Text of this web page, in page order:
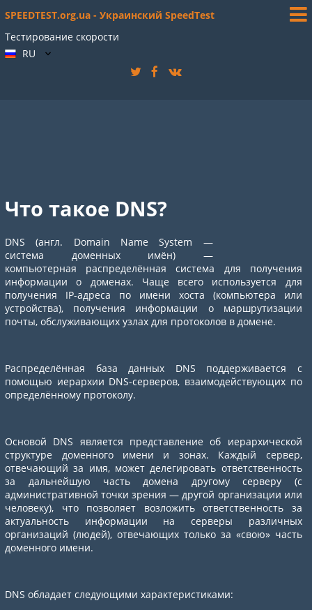
SPEEDTEST.org.ua - Украинский SpeedTest
Тестирование скорости
RU
Что такое DNS?
DNS (англ. Domain Name System —
система доменных имён) —
компьютерная распределённая система для получения
информации о доменах. Чаще всего используется для
получения IP-адреса по имени хоста (компьютера или
устройства), получения информации о маршрутизации
почты, обслуживающих узлах для протоколов в домене.
Распределённая база данных DNS поддерживается с
помощью иерархии DNS-серверов, взаимодействующих по
определённому протоколу.
Основой DNS является представление об иерархической
структуре доменного имени и зонах. Каждый сервер,
отвечающий за имя, может делегировать ответственность
за дальнейшую часть домена другому серверу (с
административной точки зрения — другой организации или
человеку), что позволяет возложить ответственность за
актуальность информации на серверы различных
организаций (людей), отвечающих только за «свою» часть
доменного имени.
DNS обладает следующими характеристиками: